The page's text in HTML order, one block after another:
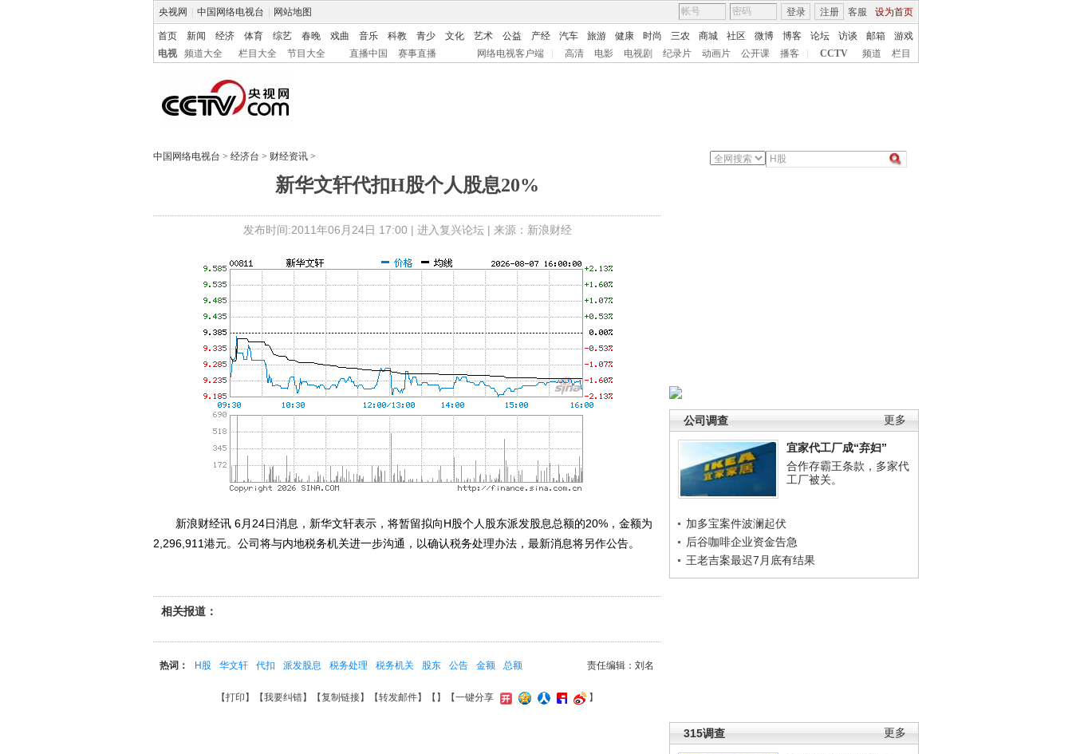
央视网 中国网络电视台 网站地图 客服 设为首页
登录 注册
首页 新闻 经济 体育 综艺 春晚 戏曲 音乐 科教 青少 文化 艺术 公益 产经 汽车 旅游 健康 时尚 三农 商城 社区 微博 博客 论坛 访谈 邮箱
游戏
电视
频道大全 栏目大全 节目大全 直播中国 赛事直播 网络电视客户端 高清 电影 电视剧 纪录片 动画片 公开课 播客 CCTV 频道 栏目
中国网络电视台 > 经济台 > 财经资讯 >
新华文轩代扣H股个人股息20%
发布时间:2011年06月24日 17:00 | 进入复兴论坛| 来源：新浪财经
更多
公司调查
宜家代工厂成“弃妇”
合作存霸王条款，多家代
工厂被关。
加多宝案件波澜起伏
后谷咖啡企业资金告急
王老吉案最迟7月底有结果
更多
315调查
新浪财经讯 6月24日消息，新华文轩表示，将暂留拟向H股个人股东派发股息总额的20%，金额为
2,296,911港元。公司将与内地税务机关进一步沟通，以确认税务处理办法，最新消息将另作公告。
相关报道：
责任编辑：刘名
热词： H股 华文轩 代扣 派发股息 税务处理 税务机关 股东 公告 金额 总额
【打印 】【我要纠错】【复制链接】【转发邮件】【 】 【一键分享 】